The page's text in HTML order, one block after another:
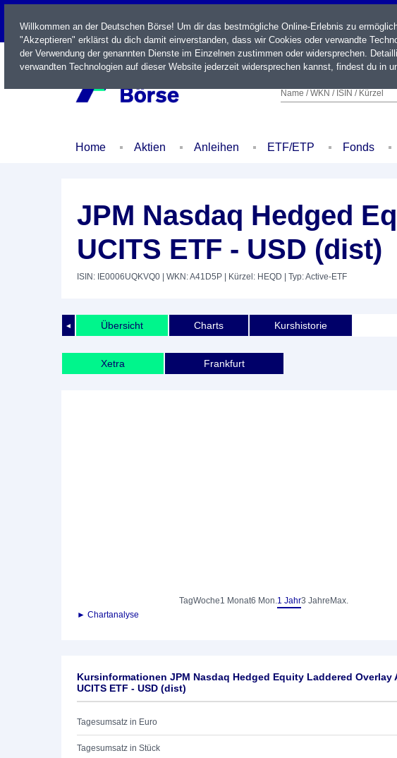
LIVE
Name / WKN / ISIN / Kürzel
Home Aktien Anleihen ETF/ETP Fonds
JPM Nasdaq Hedged
UCITS ETF - USD (dist)
ISIN: IE0006UQKVQ0 | WKN: A41D5P | Kürzel: HEQD | Typ: Active-ETF
◄ Übersicht Charts Kurshistorie
Xetra Frankfurt
TagWoche1 Monat6 Mon.1 Jahr3 Jahre Max.
► Chartanalyse
Kursinformationen JPM Nasdaq Hedged Equity Laddered Overlay
UCITS ETF - USD (dist)
Tagesumsatz in Euro
Tagesumsatz in Stück
Willkommen an der Deutschen Börse! Um dir das bestmögliche Online-Erlebnis zu
"Akzeptieren" erklärst du dich damit einverstanden, dass wir Cookies oder verwandte
der Verwendung der genannten Dienste im Einzelnen zustimmen oder widersprechen.
verwandten Technologien auf dieser Website jederzeit widersprechen kannst, findest du in